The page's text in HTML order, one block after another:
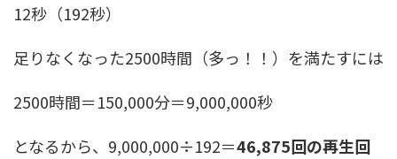
12秒（192秒）
足りなくなった2500時間（多っ！！）を満たすには
2500時間＝150,000分＝9,000,000秒
となるから、9,000,000÷192＝46,875回の再生回